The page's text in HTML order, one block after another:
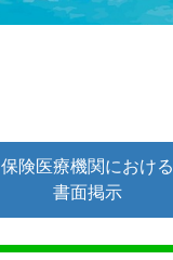
保険医療機関における
書面掲示